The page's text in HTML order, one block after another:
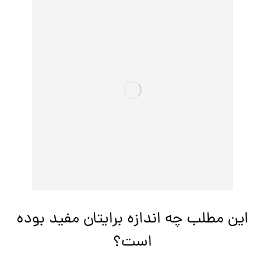
این مطلب چه اندازه برایتان مفید بوده
است؟